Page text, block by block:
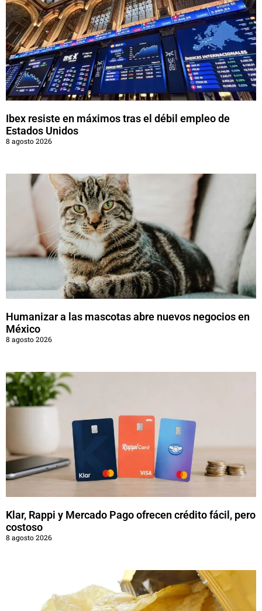
Ibex resiste en máximos tras el débil empleo de
Estados Unidos
8 agosto 2026
Humanizar a las mascotas abre nuevos negocios en
México
8 agosto 2026
Klar, Rappi y Mercado Pago ofrecen crédito fácil, pero
costoso
8 agosto 2026